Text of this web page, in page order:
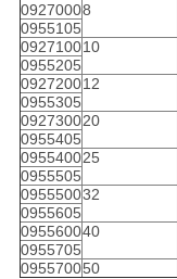
09270008
0955105
092710010
0955205
092720012
0955305
092730020
0955405
095540025
0955505
095550032
0955605
095560040
0955705
095570050